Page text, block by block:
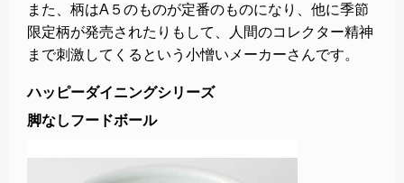
また、柄はA５のものが定番のものになり、他に季節
限定柄が発売されたりもして、人間のコレクター精神
まで刺激してくるという小憎いメーカーさんです。
ハッピーダイニングシリーズ
脚なしフードボール